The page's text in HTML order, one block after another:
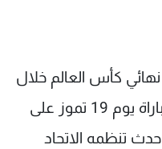
كأس العالم خلال
فترة الاستراحة بين شوطي المباراة يوم 19 تموز على
تنظمه الاتحاد